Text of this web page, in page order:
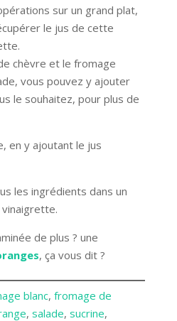
sur un grand plat,
le jus de cette
chèvre et le fromage
vous pouvez y ajouter
le souhaitez, pour plus de
en y ajoutant le jus
les ingrédients dans un
de plus ? une
, ça vous dit ?
blanc, fromage de
, salade, sucrine